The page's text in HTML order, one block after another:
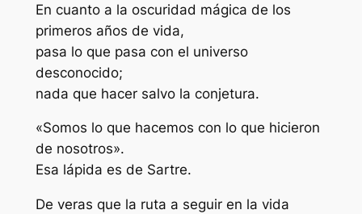
En cuanto a la oscuridad mágica de los
primeros años de vida,
pasa lo que pasa con el universo
desconocido;
nada que hacer salvo la conjetura.
«Somos lo que hacemos con lo que hicieron
de nosotros».
Esa lápida es de Sartre.
De veras que la ruta a seguir en la vida